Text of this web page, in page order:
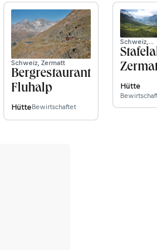
Schweiz, Zermatt
Bergrestaurant
Fluhalp
HütteBewirtschaftet
Schweiz,
Zermatt
Hütte